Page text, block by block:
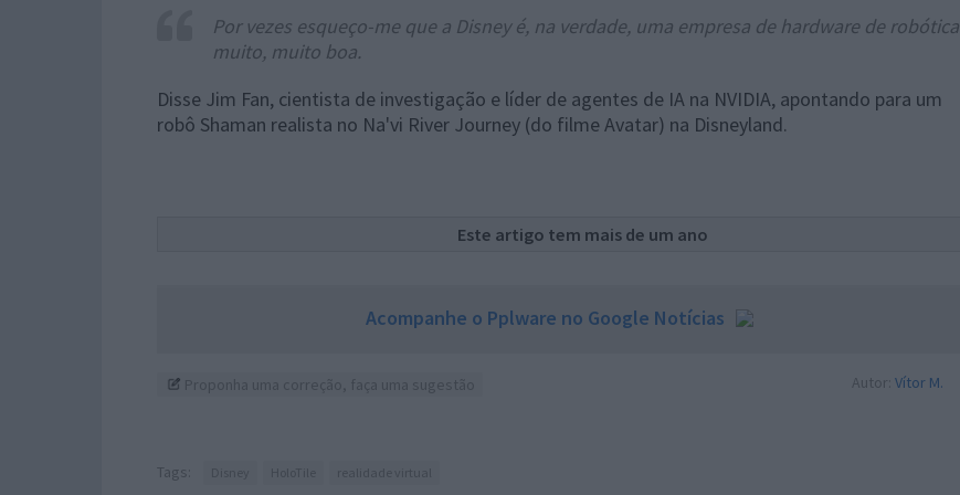
Por vezes esqueço-me que a Disney é, na verdade, uma empresa de hardware de robótica
muito, muito boa.
Disse Jim Fan, cientista de investigação e líder de agentes de IA na NVIDIA, apontando para um
robô Shaman realista no Na'vi River Journey (do filme Avatar) na Disneyland.
Este artigo tem mais de um ano
Acompanhe o Pplware no Google Notícias
Autor: Vítor M.
Tags: